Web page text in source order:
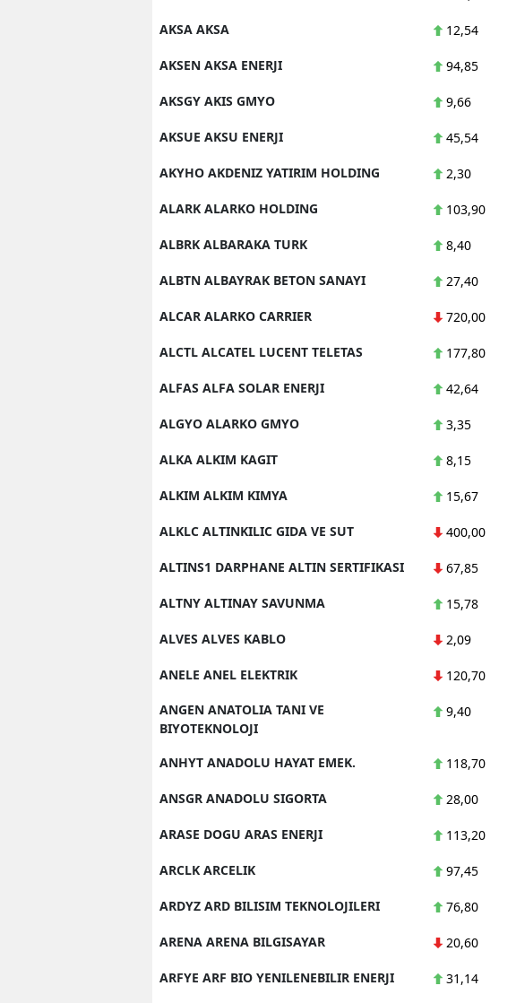
AKSA AKSA 12,54
AKSEN AKSA ENERJI 94,85
AKSGY AKIS GMYO 9,66
AKSUE AKSU ENERJI 45,54
AKYHO AKDENIZ YATIRIM HOLDING 2,30
ALARK ALARKO HOLDING 103,90
ALBRK ALBARAKA TURK 8,40
ALBTN ALBAYRAK BETON SANAYI 27,40
ALCAR ALARKO CARRIER 720,00
ALCTL ALCATEL LUCENT TELETAS 177,80
ALFAS ALFA SOLAR ENERJI 42,64
ALGYO ALARKO GMYO 3,35
ALKA ALKIM KAGIT 8,15
ALKIM ALKIM KIMYA 15,67
ALKLC ALTINKILIC GIDA VE SUT 400,00
ALTINS1 DARPHANE ALTIN SERTIFIKASI 67,85
ALTNY ALTINAY SAVUNMA 15,78
ALVES ALVES KABLO 2,09
ANELE ANEL ELEKTRIK 120,70
ANGEN ANATOLIA TANI VE
BIYOTEKNOLOJI
9,40
ANHYT ANADOLU HAYAT EMEK. 118,70
ANSGR ANADOLU SIGORTA 28,00
ARASE DOGU ARAS ENERJI 113,20
ARCLK ARCELIK 97,45
ARDYZ ARD BILISIM TEKNOLOJILERI 76,80
ARENA ARENA BILGISAYAR 20,60
ARFYE ARF BIO YENILENEBILIR ENERJI 31,14